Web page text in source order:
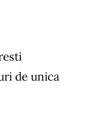
de unica